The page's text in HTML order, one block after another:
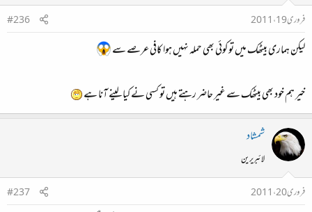
فروری 19، 2011
#236
لیکن ہماری بیٹھک میں تو کوئی بھی حملہ نہیں ہوا کافی عرصے سے
خیر ہم خود بھی بیٹھک سے غیر حاضر رہتے ہیں تو کسی نے کیا لینے آنا ہے
شمشاد
لائبریرین
فروری 20، 2011
#237